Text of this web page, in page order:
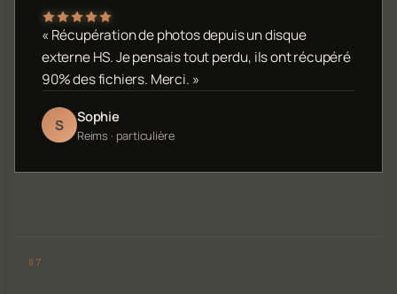
« Récupération de photos depuis un disque
externe HS. Je pensais tout perdu, ils ont récupéré
90% des fichiers. Merci. »
S Sophie
Reims · particulière